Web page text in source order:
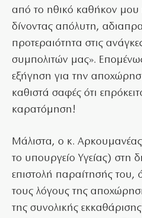
από το ηθικό καθήκον μου
δίνοντας απόλυτη,
προτεραιότητα στις
συμπολιτών μας».
εξήγηση για την
καθιστά σαφές ότι
καρατόμηση!
Μάλιστα, ο κ. Αρκουμανέας
το υπουργείο Υγείας) στη
επιστολή παραίτησής του,
τους λόγους της
της συνολικής